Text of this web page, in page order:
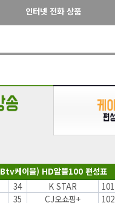
인터넷 전화 상품
Btv케이블) HD알뜰100 편성표
34 K STAR 101
35 CJ오쇼핑+ 102